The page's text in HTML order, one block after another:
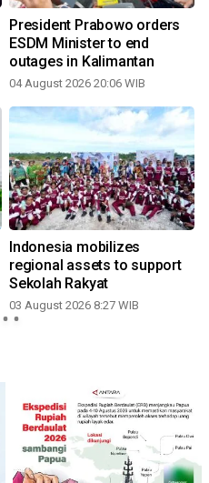
President Prabowo orders
ESDM Minister to end
outages in Kalimantan
04 August 2026 20:06 WIB
Indonesia mobilizes
regional assets to support
Sekolah Rakyat
03 August 2026 8:27 WIB